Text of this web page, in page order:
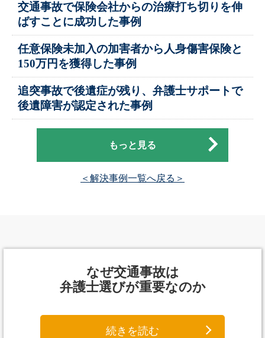
交通事故で保険会社からの治療打ち切りを伸
ばすことに成功した事例
任意保険未加入の加害者から人身傷害保険と
150万円を獲得した事例
追突事故で後遺症が残り、弁護士サポートで
後遺障害が認定された事例
もっと見る
＜解決事例一覧へ戻る＞
なぜ交通事故は
弁護士選びが重要なのか
続きを読む